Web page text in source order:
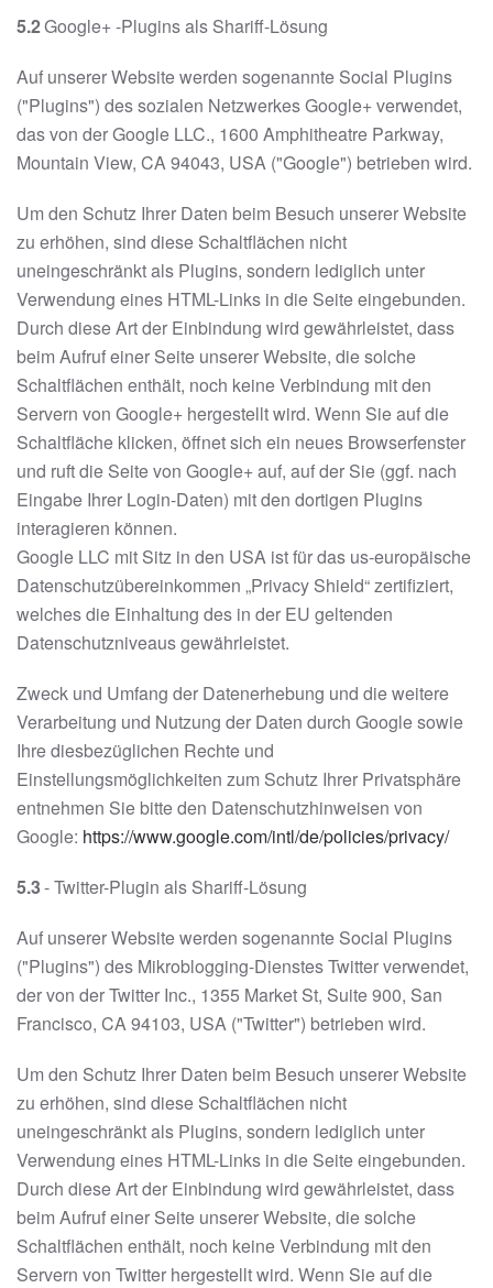
5.2Google+ -Plugins als Shariff-Lösung
Auf unserer Website werden sogenannte Social Plugins
("Plugins") des sozialen Netzwerkes Google+ verwendet,
das von der Google LLC., 1600 Amphitheatre Parkway,
Mountain View, CA 94043, USA ("Google") betrieben wird.
Um den Schutz Ihrer Daten beim Besuch unserer Website
zu erhöhen, sind diese Schaltflächen nicht
uneingeschränkt als Plugins, sondern lediglich unter
Verwendung eines HTML-Links in die Seite eingebunden.
Durch diese Art der Einbindung wird gewährleistet, dass
beim Aufruf einer Seite unserer Website, die solche
Schaltflächen enthält, noch keine Verbindung mit den
Servern von Google+ hergestellt wird. Wenn Sie auf die
Schaltfläche klicken, öffnet sich ein neues Browserfenster
und ruft die Seite von Google+ auf, auf der Sie (ggf. nach
Eingabe Ihrer Login-Daten) mit den dortigen Plugins
interagieren können.
Google LLC mit Sitz in den USA ist für das us-europäische
Datenschutzübereinkommen „Privacy Shield“ zertifiziert,
welches die Einhaltung des in der EU geltenden
Datenschutzniveaus gewährleistet.
Zweck und Umfang der Datenerhebung und die weitere
Verarbeitung und Nutzung der Daten durch Google sowie
Ihre diesbezüglichen Rechte und
Einstellungsmöglichkeiten zum Schutz Ihrer Privatsphäre
entnehmen Sie bitte den Datenschutzhinweisen von
Google: https://www.google.com/intl/de/policies/privacy/
5.3- Twitter-Plugin als Shariff-Lösung
Auf unserer Website werden sogenannte Social Plugins
("Plugins") des Mikroblogging-Dienstes Twitter verwendet,
der von der Twitter Inc., 1355 Market St, Suite 900, San
Francisco, CA 94103, USA ("Twitter") betrieben wird.
Um den Schutz Ihrer Daten beim Besuch unserer Website
zu erhöhen, sind diese Schaltflächen nicht
uneingeschränkt als Plugins, sondern lediglich unter
Verwendung eines HTML-Links in die Seite eingebunden.
Durch diese Art der Einbindung wird gewährleistet, dass
beim Aufruf einer Seite unserer Website, die solche
Schaltflächen enthält, noch keine Verbindung mit den
Servern von Twitter hergestellt wird. Wenn Sie auf die